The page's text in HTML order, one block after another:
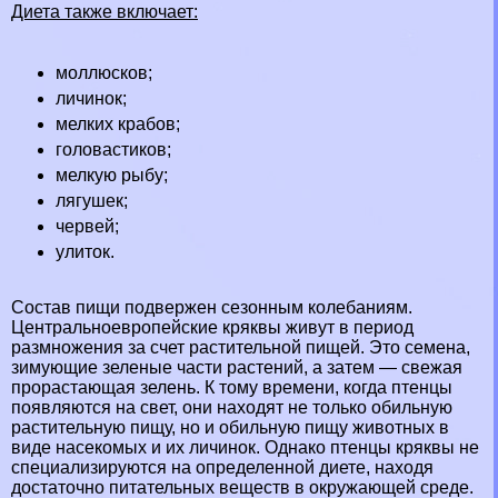
Диета также включает:
моллюсков;
личинок;
мелких крабов;
головастиков;
мелкую рыбу;
лягушек;
червей;
улиток.
Состав пищи подвержен сезонным колебаниям.
Центральноевропейские кряквы живут в период
размножения за счет растительной пищей. Это семена,
зимующие зеленые части растений, а затем — свежая
прорастающая зелень. К тому времени, когда птенцы
появляются на свет, они находят не только обильную
растительную пищу, но и обильную пищу животных в
виде насекомых и их личинок. Однако птенцы кряквы не
специализируются на определенной диете, находя
достаточно питательных веществ в окружающей среде.